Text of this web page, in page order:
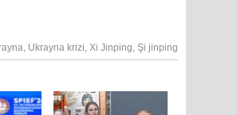
, Ukrayna krizi, Xi Jinping, Şi jinping